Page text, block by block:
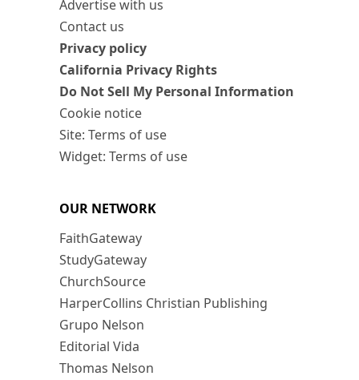
Advertise with us
Contact us
Privacy policy
California Privacy Rights
Do Not Sell My Personal Information
Cookie notice
Site: Terms of use
Widget: Terms of use
OUR NETWORK
FaithGateway
StudyGateway
ChurchSource
HarperCollins Christian Publishing
Grupo Nelson
Editorial Vida
Thomas Nelson